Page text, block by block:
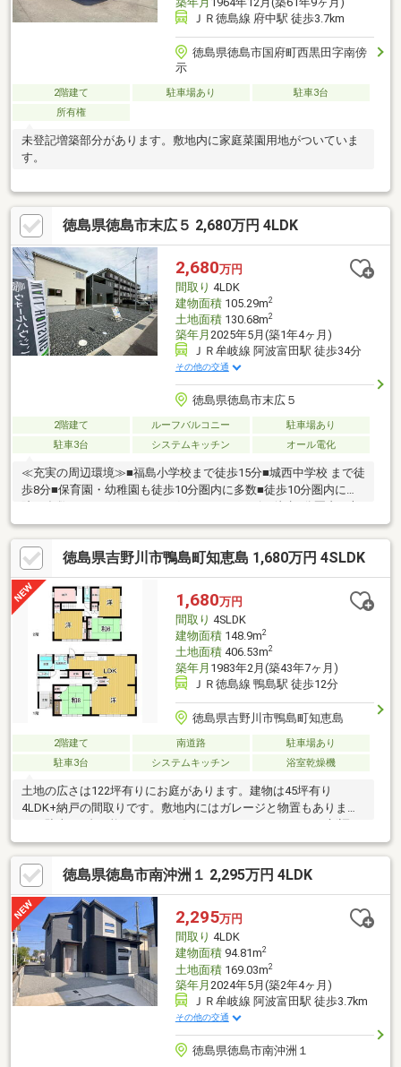
ＪＲ徳島線 府中駅 徒歩3.7km
徳島県徳島市国府町西黒田字南傍
示
2階建て 駐車場あり
駐車3台
所有権
未登記増築部分があります。敷地内に家庭菜園用地がついていま
す。
徳島県徳島市末広５ 2,680万円 4LDK
2,680万円
間取り 4LDK
建物面積105.29m2
土地面積130.68m2
築年月 2025年5月(築1年4ヶ月)
ＪＲ牟岐線 阿波富田駅 徒歩34分
その他の交通
徳島県徳島市末広５
2階建て ルーフバルコニー
駐車場あり
駐車3台
システムキッチン オール電化
≪充実の周辺環境≫■福島小学校まで徒歩15分■城西中学校 まで徒
歩8分■保育園・幼稚園も徒歩10分圏内に多数■徒歩10分圏内に病
納豊富な住みやすい間取り≫■収納豊富な4LDK■車2台駐車可
■LDK16帖+和室4.5帖■全室収納付■雨でも安心のインナーバルコ
ニー≪安心の住宅性能≫■高断熱×耐震等級3×低価格の新築住宅!■
住宅性能表示制度7項目で最高等級取得!■地盤保証＋建物保証有■
定期点検付でアフターサービス充実♪本日ご案内可能です♪
徳島県吉野川市鴨島町知恵島 1,680万円 4SLDK
1,680万円
間取り 4SLDK
建物面積148.9m2
土地面積406.53m2
築年月 1983年2月(築43年7ヶ月)
ＪＲ徳島線 鴨島駅 徒歩12分
徳島県吉野川市鴨島町知恵島
2階建て 南道路
駐車場あり
駐車3台
システムキッチン 浴室乾燥機
土地の広さは122坪有りにお庭があります。建物は45坪有り
4LDK+納戸の間取りです。敷地内にはガレージと物置もありま
す。駐車は3台可能です。2026年8月リフォーム（キッチン新調、
クロス貼替、照明新調、建具新調、フロア、和室壁塗替え、畳表
替え、障子・襖貼替え、トイレ新調、ユニットバス新調、洗面台
新調、トイレ増設、網戸張替え、コンセント・スイッチ新調、美
装、塗装、草・庭木剪定、駐車場拡張）コスモス鴨島店まで1298
ｍ、ザ・ビッグ鴨島店まで1153ｍ、キリン堂鴨島店まで1300ｍ、
ラ・ムー鴨島店まで1440ｍ、マルナカ鴨島店まで1576ｍの立地で
す。
徳島県徳島市南沖洲１ 2,295万円 4LDK
2,295万円
間取り 4LDK
建物面積94.81m2
土地面積169.03m2
築年月 2024年5月(築2年4ヶ月)
ＪＲ牟岐線 阿波富田駅 徒歩3.7km
その他の交通
徳島県徳島市南沖洲１